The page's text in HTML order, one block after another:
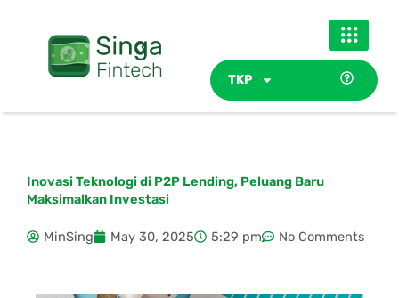
TKP
Inovasi Teknologi di P2P Lending, Peluang Baru
Maksimalkan Investasi
MinSing May 30, 2025 5:29 pm No Comments